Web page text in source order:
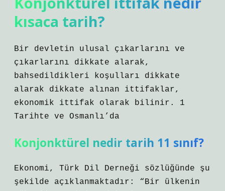
kısaca tarih?
Bir devletin ulusal çıkarlarını ve
çıkarlarını dikkate alarak,
bahsedildikleri koşulları dikkate
alarak dikkate alınan ittifaklar,
ekonomik ittifak olarak bilinir. 1
Tarihte ve Osmanlı’da
Konjonktürel nedir tarih 11 sınıf?
Ekonomi, Türk Dil Derneği sözlüğünde şu
şekilde açıklanmaktadır: “Bir ülkenin